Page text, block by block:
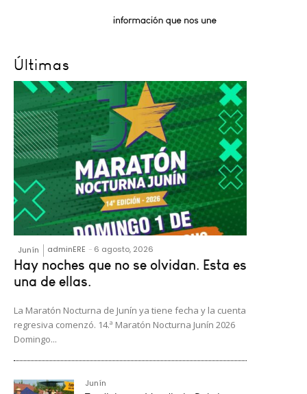
Últimas
Junín adminERE - 6 agosto, 2026
Hay noches que no se olvidan. Esta es
una de ellas.
La Maratón Nocturna de Junín ya tiene fecha y la cuenta
regresiva comenzó. 14.ª Maratón Nocturna Junín 2026
Domingo...
Junín